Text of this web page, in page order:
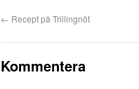
← Recept på Trillingnöt
Kommentera